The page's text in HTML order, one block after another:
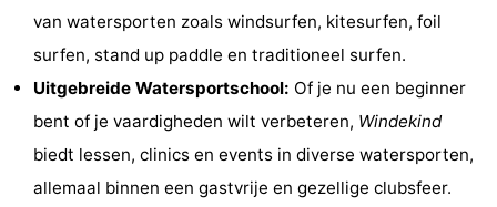
Zien
doen
Bezienswaardigheden
van watersporten zoals windsurfen, kitesurfen, foil
surfen, stand up paddle en traditioneel surfen.
Uitgebreide Watersportschool: Of je nu een beginner
bent of je vaardigheden wilt verbeteren, Windekind
biedt lessen, clinics en events in diverse watersporten,
allemaal binnen een gastvrije en gezellige clubsfeer.